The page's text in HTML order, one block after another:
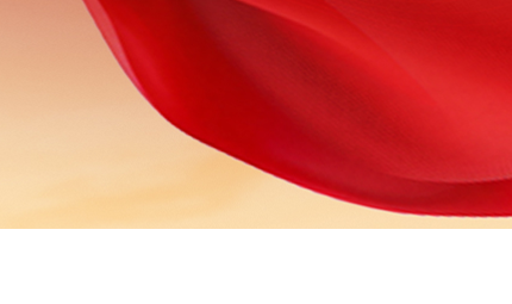
建工程具备通车条件，G342过境公路改扩建工程
修缮。智慧停车场项目加快推进，桃园停车场开
用。县城第二水源工程完成土地预审，第三水厂
网及雨污分流管道逐片改造更新。城市品质持续提
正在搬迁，县委党校投入使用。县河、梅河综合